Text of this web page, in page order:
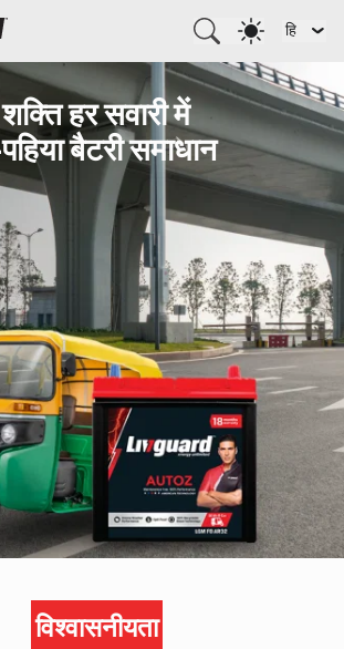
हि
शक्ति हर सवारी में
बैटरी समाधान
विश्वासनीयता